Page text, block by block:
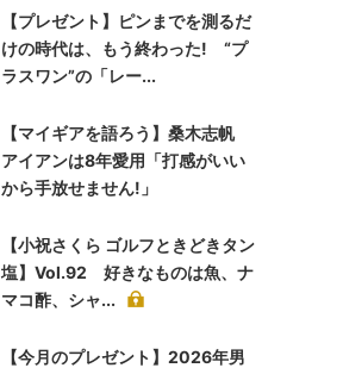
【プレゼント】ピンまでを測るだ
けの時代は、もう終わった! “プ
ラスワン”の「レー...
【マイギアを語ろう】桑木志帆
アイアンは8年愛用「打感がいい
から手放せません!」
【小祝さくら ゴルフときどきタン
塩】Vol.92 好きなものは魚、ナ
マコ酢、シャ...
【今月のプレゼント】2026年男